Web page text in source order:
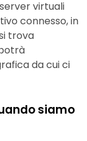
virtuali
connesso, in
trova
da cui ci
siamo